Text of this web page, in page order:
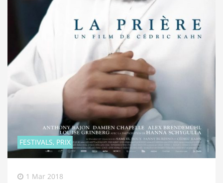
FESTIVALS, PRIX
1 Mar 2018